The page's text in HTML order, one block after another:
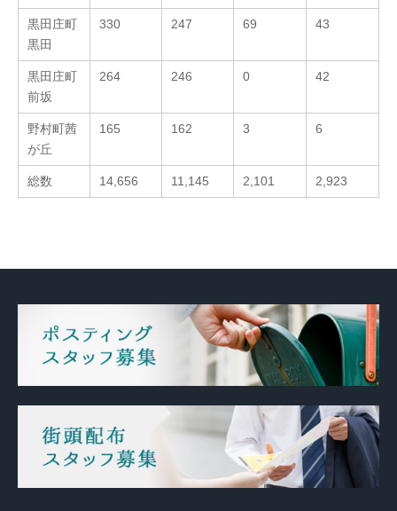
黒田庄町
黒田
330 247 69 43
黒田庄町
前坂
264 246 0 42
野村町茜
が丘
165 162 3 6
総数 14,656 11,145 2,101 2,923